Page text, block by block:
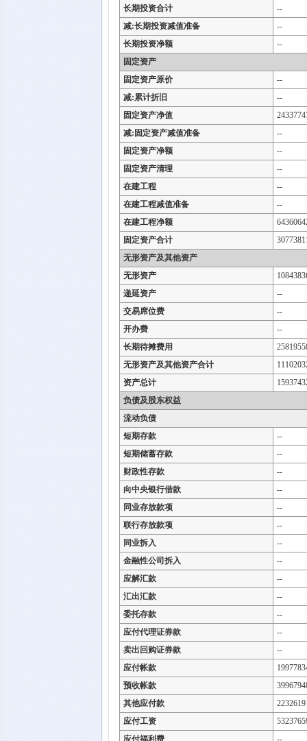
长期投资合计
--
减:长期投资减值准备
--
长期投资净额
--
固定资产
固定资产原价
--
减:累计折旧
--
固定资产净值
减:固定资产减值准备
--
固定资产净额
--
固定资产清理
--
在建工程
--
在建工程减值准备
--
在建工程净额
固定资产合计
无形资产及其他资产
无形资产
递延资产
--
交易席位费
--
开办费
--
长期待摊费用
无形资产及其他资产合计
资产总计
负债及股东权益
流动负债
短期存款
--
短期储蓄存款
--
财政性存款
--
向中央银行借款
--
同业存放款项
--
联行存放款项
--
同业拆入
--
金融性公司拆入
--
应解汇款
--
汇出汇款
--
委托存款
--
应付代理证券款
--
卖出回购证券款
--
应付帐款
预收帐款
其他应付款
应付工资
应付福利费
--